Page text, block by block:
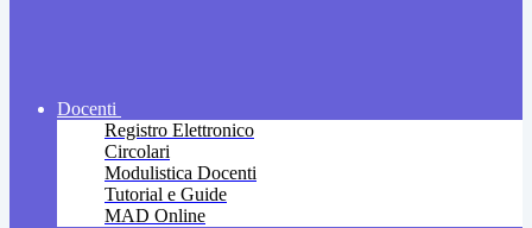
Docenti
Registro Elettronico
Circolari
Modulistica Docenti
Tutorial e Guide
MAD Online